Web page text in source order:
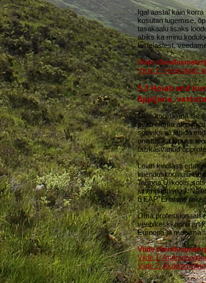
Igal aastal käin
kosutan lugemise,
tasakaalu lisaks
abiks ka minu
lastelastest,
Viide
Viide 1: Fotokollaaž
5.3 Hoiab end
õppijana,
Olen koolitajana ise
peab olema alati
sooviks oli läbida
unistus ka lõpuks
täiskasvanud
Leian kindlasti
täienduskoolitusi
Tallinna Ülikoolis
juhendamisega.
6 EAP, Erialane
Oma
veebikeskkonna
Euroopa ja maailma
Viide
Viide 1:
Viide 2: